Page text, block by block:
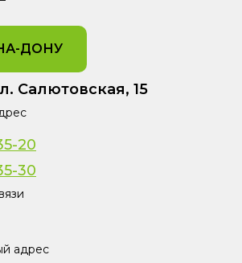
ДОНУ
Салютовская, 15
20
30
адрес